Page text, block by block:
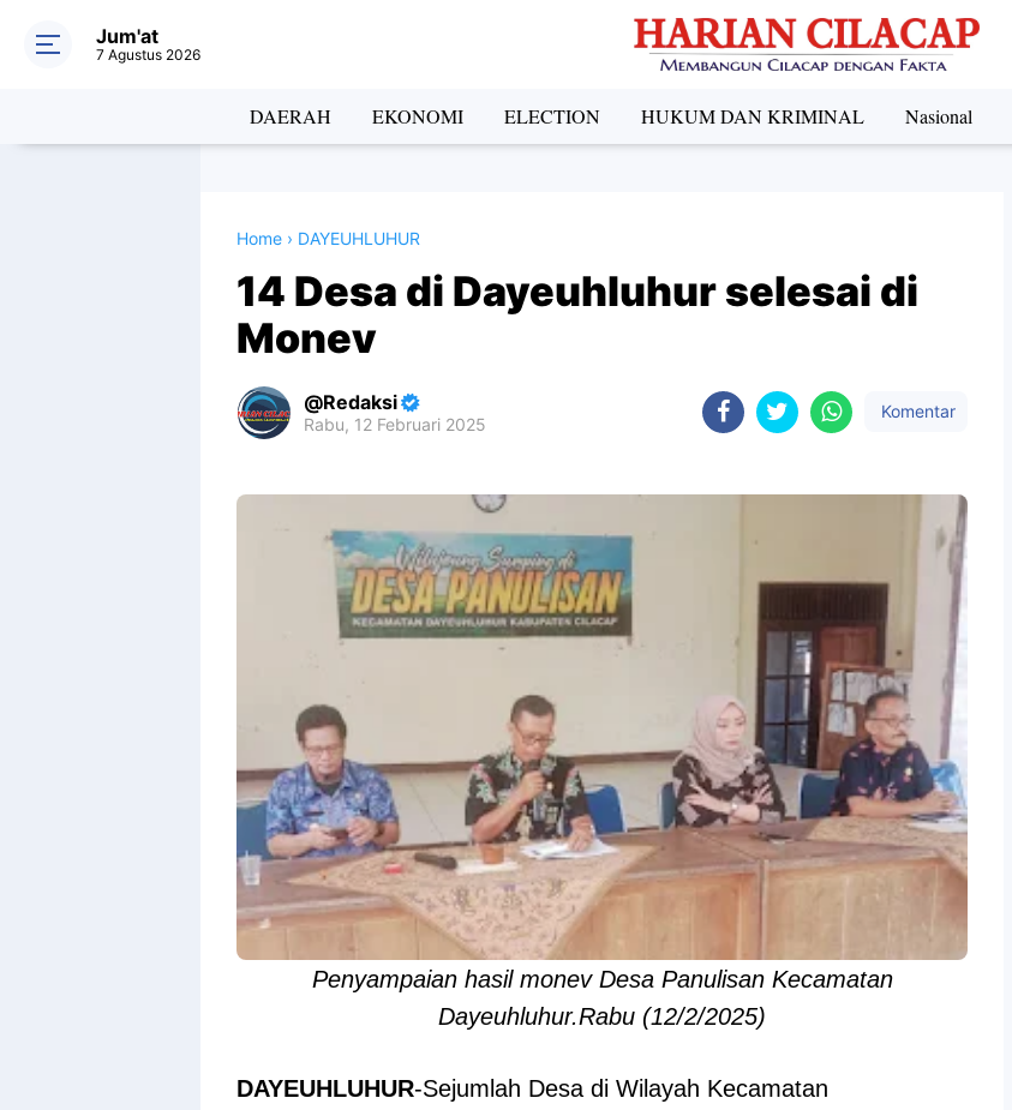
Jum'at
7 Agustus 2026
DAERAH EKONOMI ELECTION HUKUM DAN KRIMINAL Nasional
Home › DAYEUHLUHUR
14 Desa di Dayeuhluhur selesai di
Monev
Redaksi
Rabu, 12 Februari 2025
Komentar
By
Penyampaian hasil monev Desa Panulisan Kecamatan
Dayeuhluhur.Rabu (12/2/2025)
DAYEUHLUHUR-Sejumlah Desa di Wilayah Kecamatan